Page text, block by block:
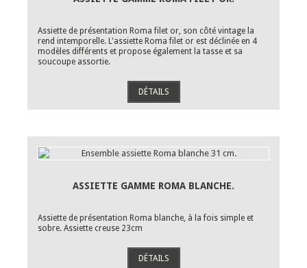
Assiette de présentation Roma filet or, son côté vintage la
rend intemporelle. L'assiette Roma filet or est déclinée en 4
modèles différents et propose également la tasse et sa
soucoupe assortie.
DÉTAILS
ASSIETTE GAMME ROMA BLANCHE.
Assiette de présentation Roma blanche, à la fois simple et
sobre. Assiette creuse 23cm
DÉTAILS